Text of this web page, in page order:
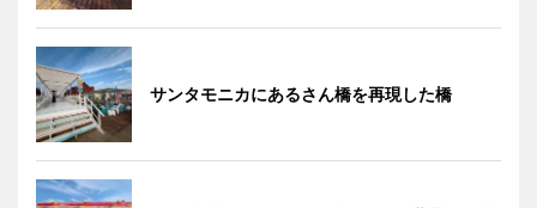
サンタモニカにあるさん橋を再現した橋